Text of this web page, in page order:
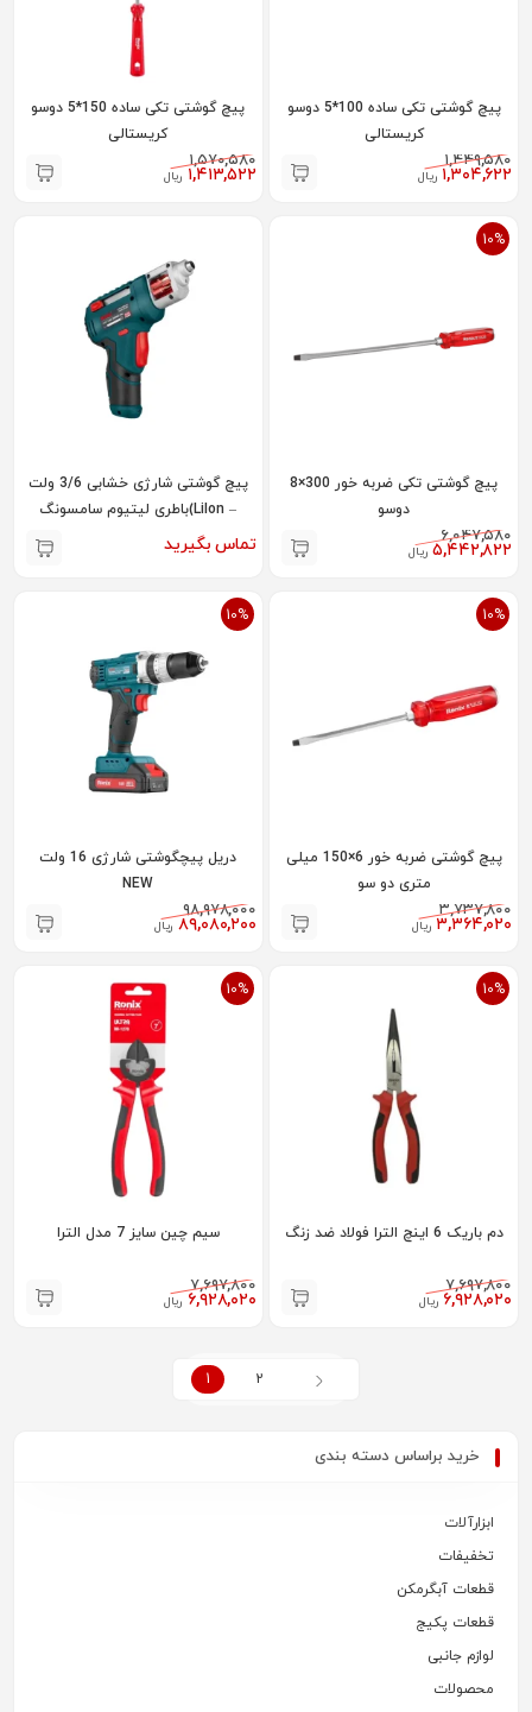
پیچ گوشتی تکی ساده 100*5 دوسو
کریستالی
۱,۴۴۹,۵۸۰
۱,۳۰۴,۶۲۲ ریال
پیچ گوشتی تکی ساده 150*5 دوسو
کریستالی
۱,۵۷۰,۵۸۰
۱,۴۱۳,۵۲۲ ریال
10%
پیچ گوشتی تکی ضربه خور 300×8
دوسو
۶,۰۴۷,۵۸۰
۵,۴۴۲,۸۲۲ ریال
پیچ گوشتی شارژی خشابی 3/6 ولت
– LiIon)باطری لیتیوم سامسونگ
تماس بگیرید
10%
پیچ گوشتی ضربه خور 6×150 میلی
متری دو سو
۳,۷۳۷,۸۰۰
۳,۳۶۴,۰۲۰ ریال
10%
دریل پیچگوشتی شارژی 16 ولت
NEW
۹۸,۹۷۸,۰۰۰
۸۹,۰۸۰,۲۰۰ ریال
10%
دم باریک 6 اینچ الترا فولاد ضد زنگ
۷,۶۹۷,۸۰۰
۶,۹۲۸,۰۲۰ ریال
10%
سیم چین سایز 7 مدل الترا
۷,۶۹۷,۸۰۰
۶,۹۲۸,۰۲۰ ریال
1 2
خرید براساس دسته بندی
ابزارآلات
تخفیفات
قطعات آبگرمکن
قطعات پکیج
لوازم جانبی
محصولات